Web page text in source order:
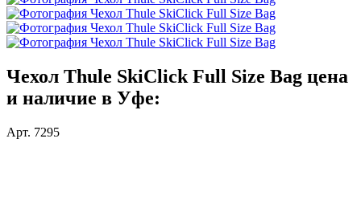
Чехол Thule SkiClick Full Size Bag цена
и наличие в Уфе:
Арт. 7295